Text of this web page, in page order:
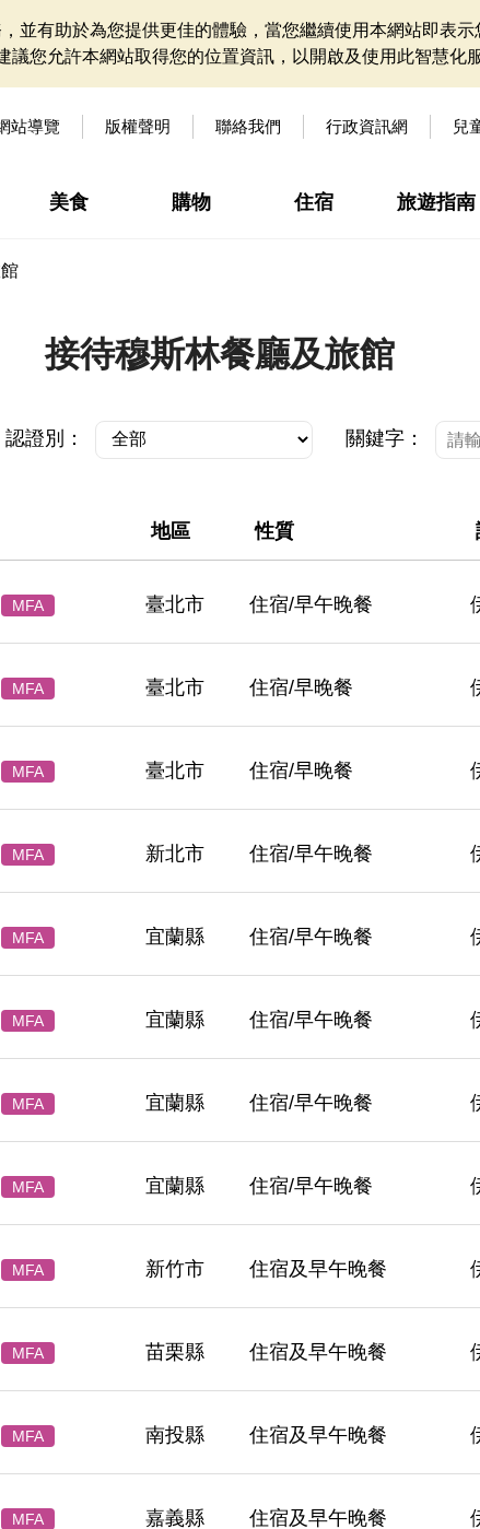
並有助於為您提供更佳的體驗，當您繼續使用本網站即表示
您允許本網站取得您的位置資訊，以開啟及使用此智慧化服
站導覽 版權聲明 聯絡我們 行政資訊網 兒
美食 購物 住宿 旅遊指南
接待穆斯林餐廳及旅館
認證別： 關鍵字：
地區 性質
MFA 臺北市 住宿/早午晚餐
MFA 臺北市 住宿/早晚餐
MFA 臺北市 住宿/早晚餐
MFA 新北市 住宿/早午晚餐
MFA 宜蘭縣 住宿/早午晚餐
MFA 宜蘭縣 住宿/早午晚餐
MFA 宜蘭縣 住宿/早午晚餐
MFA 宜蘭縣 住宿/早午晚餐
MFA 新竹市 住宿及早午晚餐
MFA 苗栗縣 住宿及早午晚餐
MFA 南投縣 住宿及早午晚餐
MFA 嘉義縣 住宿及早午晚餐